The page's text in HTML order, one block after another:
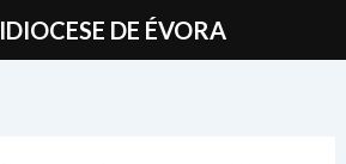
DE ÉVORA